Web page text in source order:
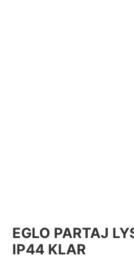
EGLO PARTAJ
IP44 KLAR